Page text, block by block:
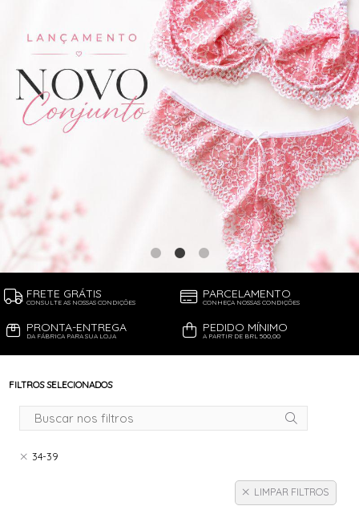
FRETE GRÁTIS
CONSULTE AS NOSSAS CONDIÇÕES
PARCELAMENTO
CONHEÇA NOSSAS CONDIÇÕES
PRONTA-ENTREGA
DA FÁBRICA PARA SUA LOJA
PEDIDO MÍNIMO
A PARTIR DE BRL 500,00
FILTROS SELECIONADOS
34-39
LIMPAR FILTROS